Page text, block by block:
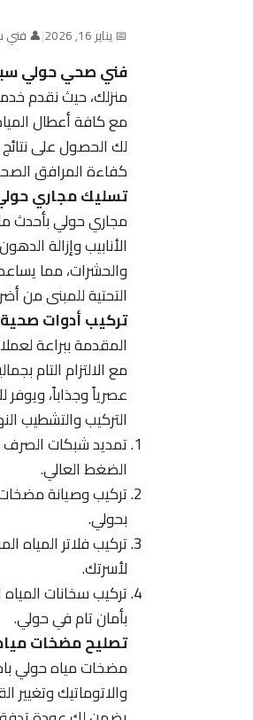
📅 يناير 16, 2026 |
👤
فني صحي حولي
منزلك، حيث نقدم
مع كافة أعطال
لك الحصول على
كفاءة المرافق
تسليك مجاري
مجاري حولي بأحدث
الأنابيب وإزالة
والحشرات، مما
التحتية للمبنى من
تركيب أدوات
المقدمة ببراعة
مع الالتزام التام
عصرياً وجذاباً،
التركيب والتشطيب
تمديد شبكات الصرف
الضغط العالي.
تركيب وصيانة مضخات
بحولي.
تركيب فلاتر المياه
لأسرتك.
تركيب سخانات
بأمان تام في حولي.
تصليح مضخات
مضخات مياه حولي
والاتوماتيك وتغيير